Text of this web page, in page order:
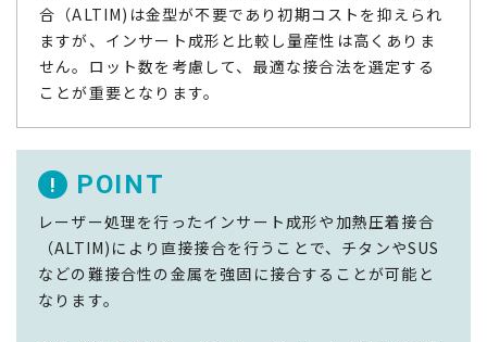
合（ALTIM)は金型が不要であり初期コストを抑えられ
ますが、インサート成形と比較し量産性は高くありま
せん。ロット数を考慮して、最適な接合法を選定する
ことが重要となります。
! POINT
レーザー処理を行ったインサート成形や加熱圧着接合
（ALTIM)により直接接合を行うことで、チタンやSUS
などの難接合性の金属を強固に接合することが可能と
なります。